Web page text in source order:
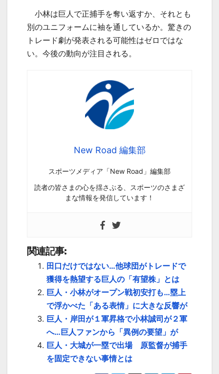
小林は巨人で正捕手を奪い返すか、それとも
別のユニフォームに袖を通しているか。驚きの
トレード劇が発表される可能性はゼロではな
い。今後の動向が注目される。
New Road 編集部
スポーツメディア「New Road」編集部
読者の皆さまの心を揺さぶる、スポーツのさまざ
まな情報を発信しています！
関連記事:
田口だけではない…他球団がトレードで
獲得を熱望する巨人の「有望株」とは
巨人・小林がオープン戦初安打も…塁上
で浮かべた「ある表情」に大きな反響が
巨人・岸田が１軍昇格で小林誠司が２軍
へ…巨人ファンから「異例の要望」が
巨人・大城が一塁で出場 原監督が捕手
を固定できない事情とは